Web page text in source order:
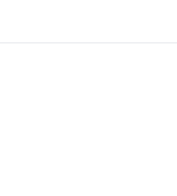
/ ผ้าทอ (รีไซเคิล PET - โพลีเอส